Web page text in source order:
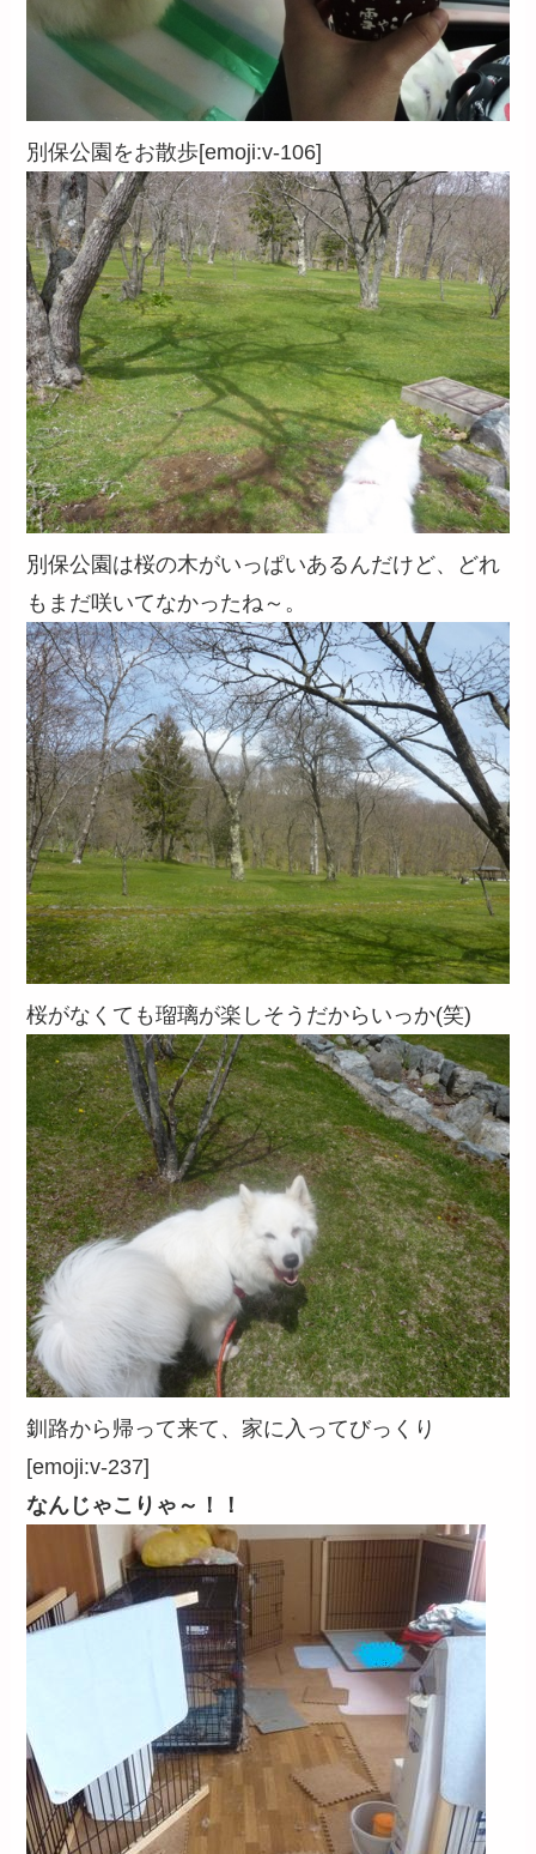
別保公園をお散歩[emoji:v-106]
別保公園は桜の木がいっぱいあるんだけど、どれ
もまだ咲いてなかったね～。
桜がなくても瑠璃が楽しそうだからいっか(笑)
釧路から帰って来て、家に入ってびっくり
[emoji:v-237]
なんじゃこりゃ～！！